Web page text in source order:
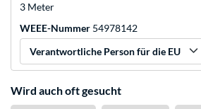
3 Meter
WEEE-Nummer 54978142
Verantwortliche Person für die EU
Wird auch oft gesucht